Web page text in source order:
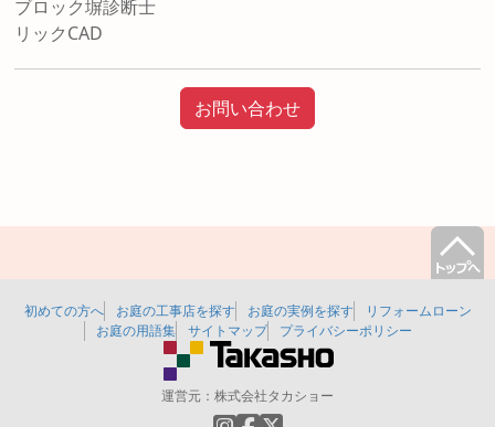
ブロック塀診断士
リックCAD
お問い合わせ
初めての方へ お庭の工事店を探す お庭の実例を探す
リフォームローン
お庭の用語集
サイトマップ プライバシーポリシー
運営元： 株式会社タカショー